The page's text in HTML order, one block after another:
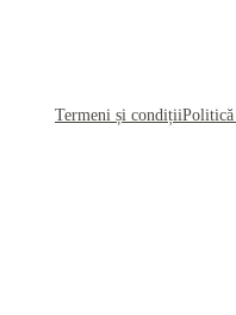
Termeni și condiții